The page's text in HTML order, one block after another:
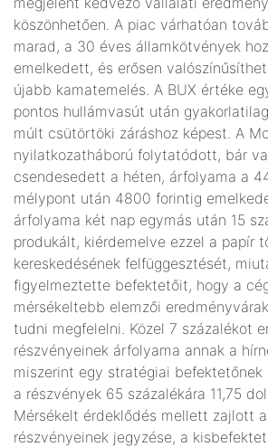
köszönhetően. A piac várhatóan
marad, a 30 éves államkötvények
emelkedett, és erősen
újabb kamatemelés. A BUX értéke
pontos hullámvasút után
múlt csütörtöki záráshoz képest. A
nyilatkozatháború folytatódott, bár
csendesedett a héten, árfolyama a
mélypont után 4800 forintig
árfolyama két nap egymás után 15
produkált, kiérdemelve ezzel a papír
kereskedésének felfüggesztését,
figyelmeztette befektetőit, hogy a
mérsékeltebb elemzői
tudni megfelelni. Közel 7 százalékot
részvényeinek árfolyama annak a
miszerint egy stratégiai
a részvények 65 százalékára 11,75
Mérsékelt érdeklődés mellett zajlott
részvényeinek jegyzése, a